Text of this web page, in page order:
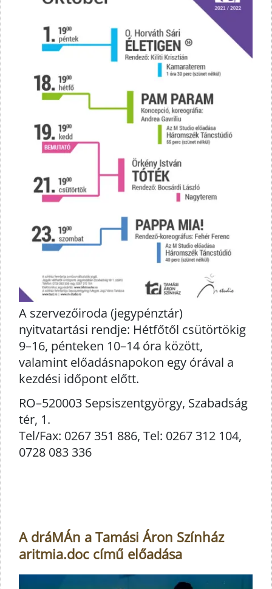
A szervezőiroda (jegypénztár)
nyitvatartási rendje: Hétfőtől csütörtökig
9–16, pénteken 10–14 óra között,
valamint előadásnapokon egy órával a
kezdési időpont előtt.
RO–520003 Sepsiszentgyörgy, Szabadság
tér, 1.
Tel/Fax: 0267 351 886, Tel: 0267 312 104,
0728 083 336
A dráMÁn a Tamási Áron Színház
aritmia.doc című előadása